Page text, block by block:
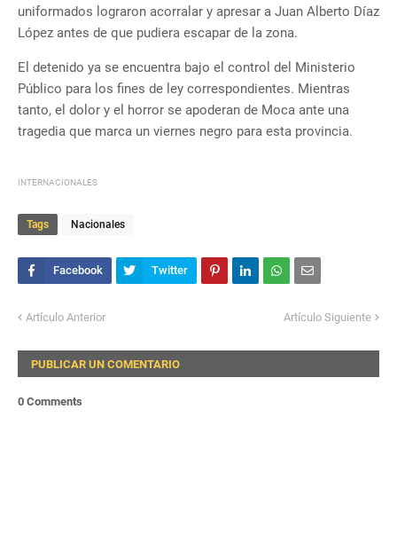
uniformados lograron acorralar y apresar a Juan Alberto Díaz
López antes de que pudiera escapar de la zona.
​El detenido ya se encuentra bajo el control del Ministerio
Público para los fines de ley correspondientes. Mientras
tanto, el dolor y el horror se apoderan de Moca ante una
tragedia que marca un viernes negro para esta provincia.
INTERNACIONALES
Tags Nacionales
Artículo Anterior Artículo Siguiente
PUBLICAR UN COMENTARIO
0 Comments